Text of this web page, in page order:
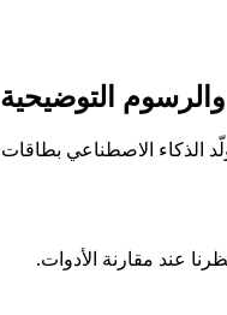
التوضيحية